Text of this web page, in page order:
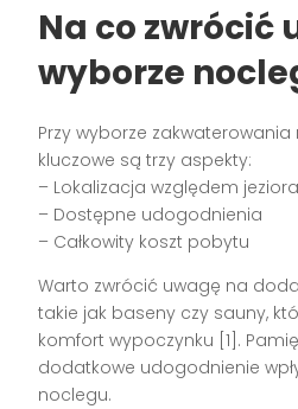
Na co zwrócić
wyborze
Przy wyborze zakwaterowania
kluczowe są trzy aspekty:
– Lokalizacja względem
– Dostępne udogodnienia
– Całkowity koszt pobytu
Warto zwrócić uwagę na
takie jak baseny czy sauny,
komfort wypoczynku [1].
dodatkowe udogodnienie
noclegu.